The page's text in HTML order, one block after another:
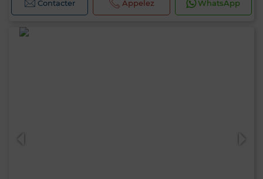
Contacter Appelez WhatsApp